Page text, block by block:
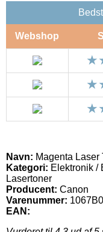
Webshop
Navn: Magenta
Kategori: Elektronik /
Lasertoner
Producent: Canon
Varenummer:
EAN: